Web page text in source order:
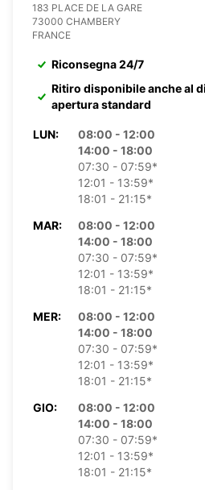
183 PLACE DE LA GARE
73000 CHAMBERY
FRANCE
Riconsegna 24/7
Ritiro disponibile anche al
apertura standard
LUN:
08:00 - 12:00
14:00 - 18:00
07:30 - 07:59*
12:01 - 13:59*
18:01 - 21:15*
MAR:
08:00 - 12:00
14:00 - 18:00
07:30 - 07:59*
12:01 - 13:59*
18:01 - 21:15*
MER:
08:00 - 12:00
14:00 - 18:00
07:30 - 07:59*
12:01 - 13:59*
18:01 - 21:15*
GIO:
08:00 - 12:00
14:00 - 18:00
07:30 - 07:59*
12:01 - 13:59*
18:01 - 21:15*